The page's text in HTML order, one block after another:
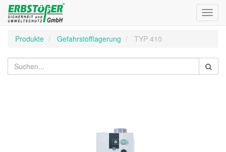
Produkte
Gefahrstofflagerung TYP 410